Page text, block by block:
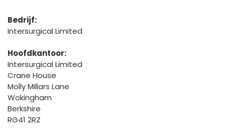
Bedrijf:
Intersurgical Limited
Hoofdkantoor:
Intersurgical Limited
Crane House
Molly Millars Lane
Wokingham
Berkshire
RG41 2RZ